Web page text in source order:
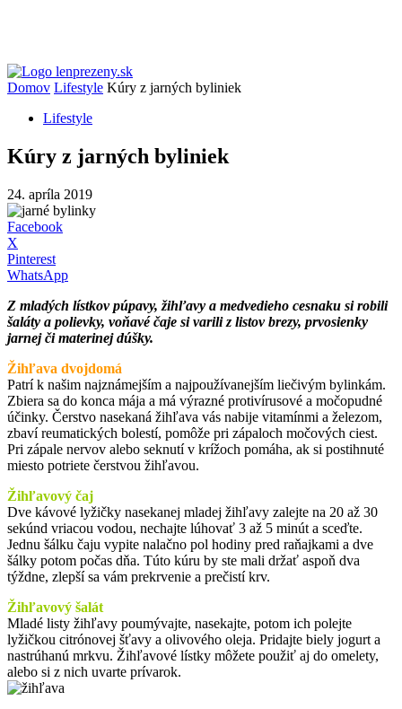
Domov Lifestyle Kúry z jarných byliniek
Lifestyle
Kúry z jarných byliniek
24. apríla 2019
Facebook
X
Pinterest
WhatsApp
Z mladých lístkov púpavy, žihľavy a medvedieho cesnaku si robili
šaláty a polievky, voňavé čaje si varili z listov brezy, prvosienky
jarnej či materinej dúšky.
Žihľava dvojdomá
Patrí k našim najznámejším a najpoužívanejším liečivým bylinkám.
Zbiera sa do konca mája a má výrazné protivírusové a močopudné
účinky. Čerstvo nasekaná žihľava vás nabije vitamínmi a železom,
zbaví reumatických bolestí, pomôže pri zápaloch močových ciest.
Pri zápale nervov alebo seknutí v krížoch pomáha, ak si postihnuté
miesto potriete čerstvou žihľavou.
Žihľavový čaj
Dve kávové lyžičky nasekanej mladej žihľavy zalejte na 20 až 30
sekúnd vriacou vodou, nechajte lúhovať 3 až 5 minút a sceďte.
Jednu šálku čaju vypite nalačno pol hodiny pred raňajkami a dve
šálky potom počas dňa. Túto kúru by ste mali držať aspoň dva
týždne, zlepší sa vám prekrvenie a prečistí krv.
Žihľavový šalát
Mladé listy žihľavy poumývajte, nasekajte, potom ich polejte
lyžičkou citrónovej šťavy a olivového oleja. Pridajte biely jogurt a
nastrúhanú mrkvu. Žihľavové lístky môžete použiť aj do omelety,
alebo si z nich uvarte prívarok.